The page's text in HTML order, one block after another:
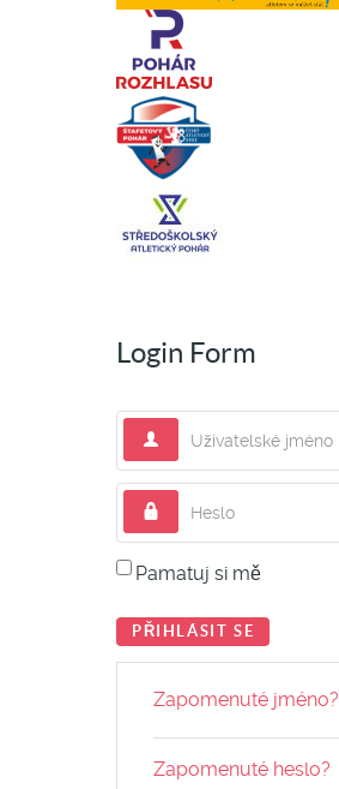
Login Form
Pamatuj si mě
PŘIHLÁSIT SE
Zapomenuté jméno?
Zapomenuté heslo?